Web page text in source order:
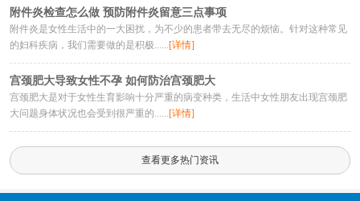
附件炎检查怎么做 预防附件炎留意三点事项
附件炎是女性生活中的一大困扰，为不少的患者带去无尽的烦恼。针对这种常见
的妇科疾病，我们需要做的是积极......[详情]
宫颈肥大导致女性不孕 如何防治宫颈肥大
宫颈肥大是对于女性生育影响十分严重的病变种类，生活中女性朋友出现宫颈肥
大问题身体状况也会受到很严重的......[详情]
查看更多热门资讯